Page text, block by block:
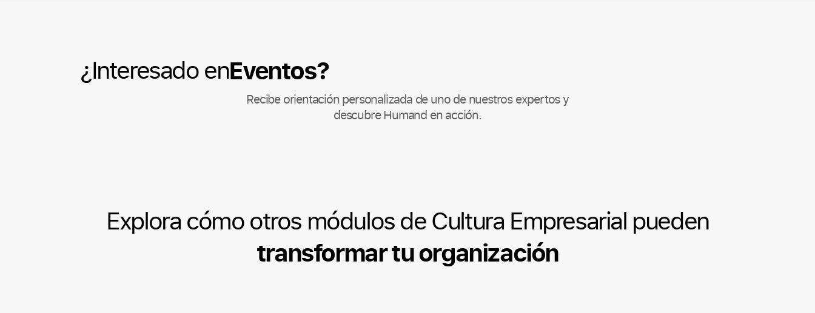
¿Interesado enEventos?
Recibe orientación personalizada de uno de nuestros expertos y
descubre Humand en acción.
Explora cómo otros módulos de Cultura Empresarial pueden
transformar tu organización